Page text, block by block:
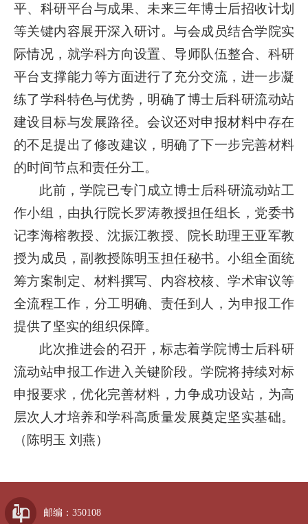
平、科研平台与成果、未来三年博士后招收计划
等关键内容展开深入研讨。与会成员结合学院实
际情况，就学科方向设置、导师队伍整合、科研
平台支撑能力等方面进行了充分交流，进一步凝
练了学科特色与优势，明确了博士后科研流动站
建设目标与发展路径。会议还对申报材料中存在
的不足提出了修改建议，明确了下一步完善材料
的时间节点和责任分工。
此前，学院已专门成立博士后科研流动站工
作小组，由执行院长罗涛教授担任组长，党委书
记李海榕教授、沈振江教授、院长助理王亚军教
授为成员，副教授陈明玉担任秘书。小组全面统
筹方案制定、材料撰写、内容校核、学术审议等
全流程工作，分工明确、责任到人，为申报工作
提供了坚实的组织保障。
此次推进会的召开，标志着学院博士后科研
流动站申报工作进入关键阶段。学院将持续对标
申报要求，优化完善材料，力争成功设站，为高
层次人才培养和学科高质量发展奠定坚实基础。
（陈明玉 刘燕）
邮编：350108